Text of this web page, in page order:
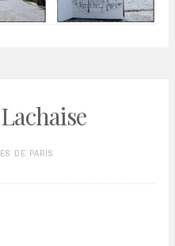
DE PARIS